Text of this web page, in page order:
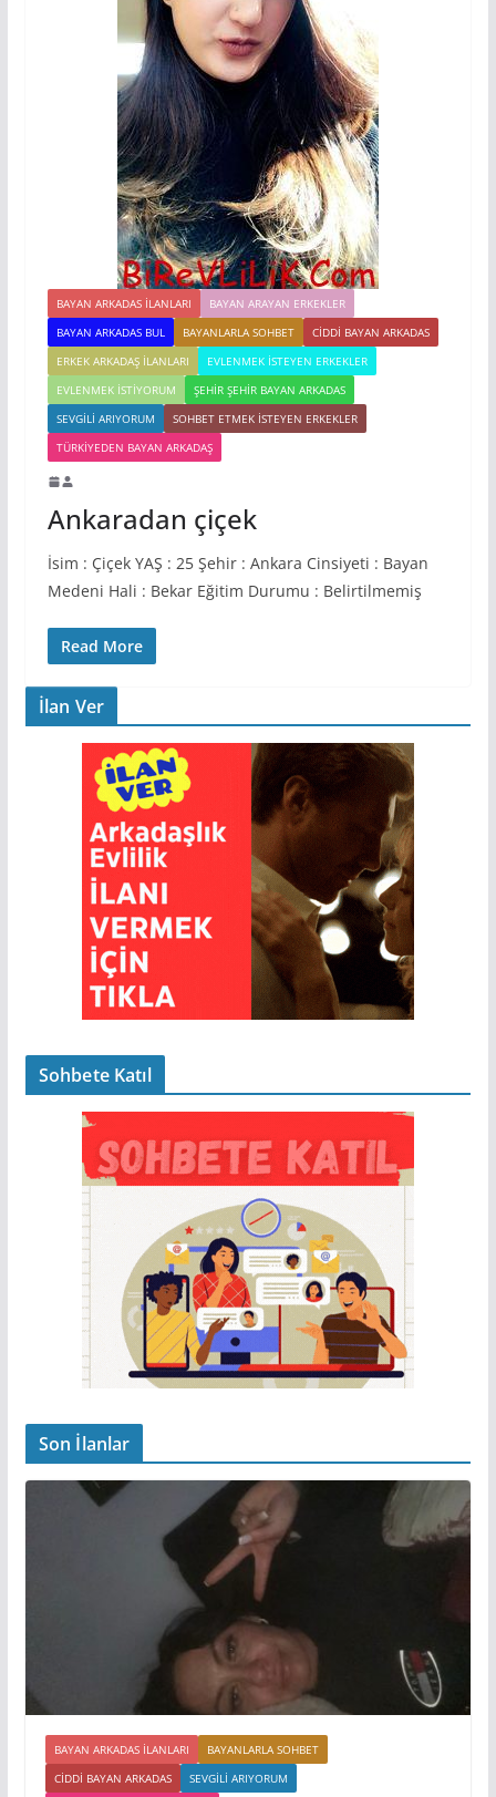
BAYAN ARKADAS ILANLARI
BAYAN ARAYAN ERKEKLER
BAYAN ARKADAS BUL
BAYANLARLA SOHBET
CIDDI BAYAN ARKADAS
ERKEK ARKADAŞ ILANLARI
EVLENMEK İSTEYEN ERKEKLER
EVLENMEK İSTIYORUM
ŞEHIR ŞEHIR BAYAN ARKADAS
SEVGILI ARIYORUM
SOHBET ETMEK İSTEYEN ERKEKLER
TÜRKIYEDEN BAYAN ARKADAŞ
Ankaradan çiçek
İsim : Çiçek YAŞ : 25 Şehir : Ankara Cinsiyeti : Bayan
Medeni Hali : Bekar Eğitim Durumu : Belirtilmemiş
Read More
İlan Ver
Sohbete Katıl
Son İlanlar
BAYAN ARKADAS ILANLARI
BAYANLARLA SOHBET
CIDDI BAYAN ARKADAS
SEVGILI ARIYORUM